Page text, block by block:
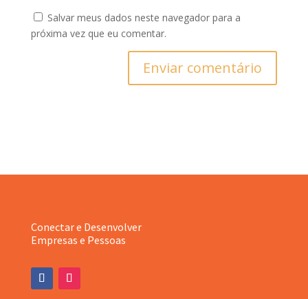
Salvar meus dados neste navegador para a
próxima vez que eu comentar.
Enviar comentário
Conectar e Desenvolver
Empresas e Pessoas